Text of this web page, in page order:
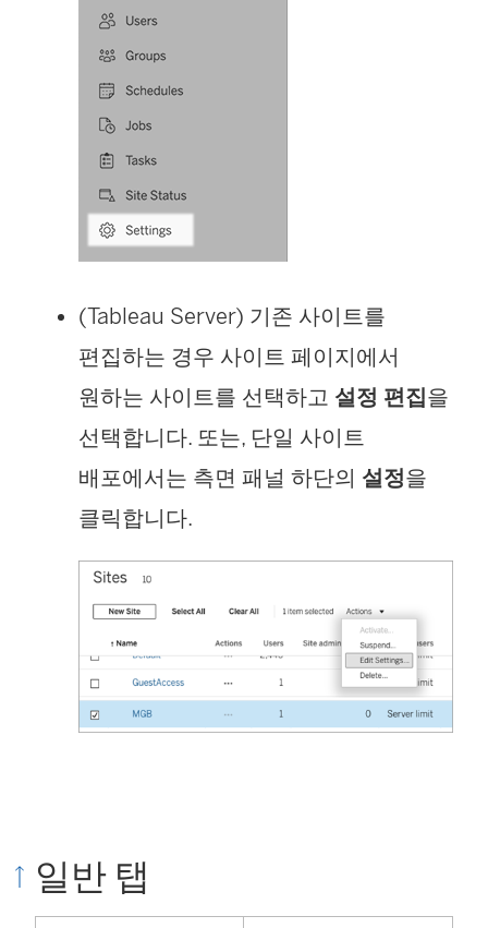
(Tableau Server) 기존 사이트를
편집하는 경우 사이트 페이지에서
원하는 사이트를 선택하고 설정 편집을
선택합니다. 또는, 단일 사이트
배포에서는 측면 패널 하단의 설정을
클릭합니다.
일반 탭